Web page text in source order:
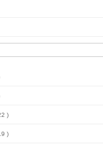
)
)